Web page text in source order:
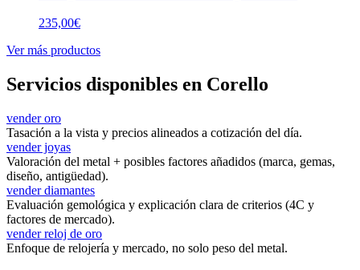
235,00€
Ver más productos
Servicios disponibles en Corello
vender oro
Tasación a la vista y precios alineados a cotización del día.
vender joyas
Valoración del metal + posibles factores añadidos (marca, gemas,
diseño, antigüedad).
vender diamantes
Evaluación gemológica y explicación clara de criterios (4C y
factores de mercado).
vender reloj de oro
Enfoque de relojería y mercado, no solo peso del metal.